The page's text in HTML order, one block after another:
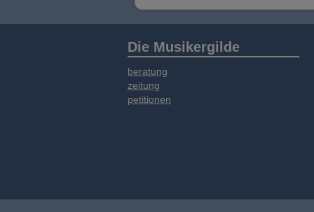
Die Musikergilde
beratung
zeitung
petitionen